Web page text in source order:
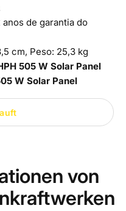
de garantia do
cm, Peso: 25,3 kg
505 W Solar Panel
W Solar Panel
von